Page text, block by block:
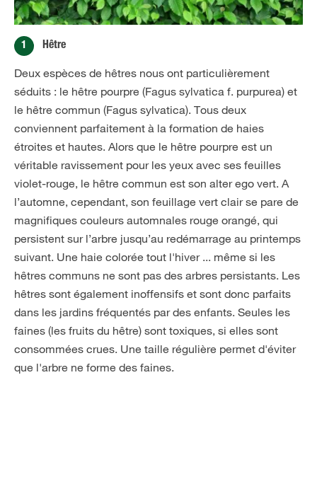
1 Hêtre
Deux espèces de hêtres nous ont particulièrement
séduits : le hêtre pourpre (Fagus sylvatica f. purpurea) et
le hêtre commun (Fagus sylvatica). Tous deux
conviennent parfaitement à la formation de haies
étroites et hautes. Alors que le hêtre pourpre est un
véritable ravissement pour les yeux avec ses feuilles
violet-rouge, le hêtre commun est son alter ego vert. A
l’automne, cependant, son feuillage vert clair se pare de
magnifiques couleurs automnales rouge orangé, qui
persistent sur l’arbre jusqu’au redémarrage au printemps
suivant. Une haie colorée tout l'hiver ... même si les
hêtres communs ne sont pas des arbres persistants. Les
hêtres sont également inoffensifs et sont donc parfaits
dans les jardins fréquentés par des enfants. Seules les
faines (les fruits du hêtre) sont toxiques, si elles sont
consommées crues. Une taille régulière permet d'éviter
que l'arbre ne forme des faines.